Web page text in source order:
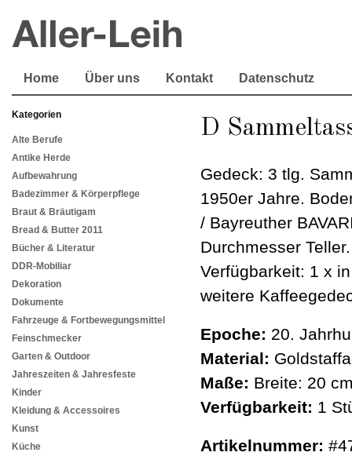
Home Über uns Kontakt Datenschutz
Kategorien
Alte Berufe
Antike Herde
Aufbewahrung
Badezimmer & Körperpflege
Braut & Bräutigam
Bread & Butter 2011
Bücher & Literatur
DDR-Mobiliar
Dekoration
Dokumente
Fahrzeuge & Fortbewegungsmittel
Feinschmecker
Garten & Outdoor
Jahreszeiten & Jahresfeste
Kinder
Kleidung & Accessoires
Kunst
Küche
D
Gedeck: 3 tlg.
1950er Jahre.
/ Bayreuther
Durchmesser
Verfügbarkeit: 1 x
weitere
Epoche: 20.
Material:
Maße: Breite: 20
Verfügbarkeit: 1
Artikelnummer: